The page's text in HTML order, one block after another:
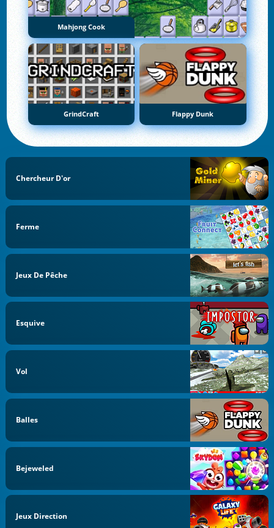
Mahjong Cook
GrindCraft Flappy Dunk
Chercheur D'or
Ferme
Jeux De Pêche
Esquive
Vol
Balles
Bejeweled
Jeux Direction